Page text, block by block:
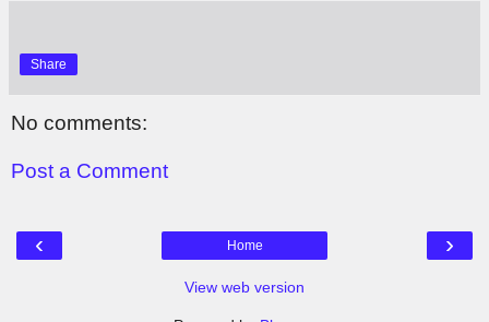
Share
No comments:
Post a Comment
‹ ›
Home
View web version